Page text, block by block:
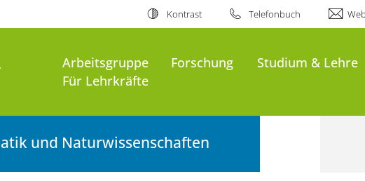
Kontrast Telefonbuch
Arbeitsgruppe Forschung Studium & Lehre
Für Lehrkräfte
und Naturwissenschaften